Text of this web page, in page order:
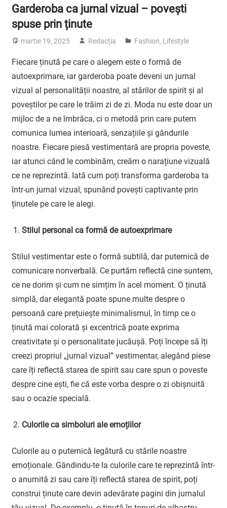
Garderoba ca jurnal vizual – povești
spuse prin ținute
martie 19, 2025 Redacția Fashion, Lifestyle
Fiecare ținută pe care o alegem este o formă de
autoexprimare, iar garderoba poate deveni un jurnal
vizual al personalității noastre, al stărilor de spirit și al
poveștilor pe care le trăim zi de zi. Moda nu este doar un
mijloc de a ne îmbrăca, ci o metodă prin care putem
comunica lumea interioară, senzațiile și gândurile
noastre. Fiecare piesă vestimentară are propria poveste,
iar atunci când le combinăm, creăm o narațiune vizuală
ce ne reprezintă. Iată cum poți transforma garderoba ta
într-un jurnal vizual, spunând povești captivante prin
ținutele pe care le alegi.
Stilul personal ca formă de autoexprimare
Stilul vestimentar este o formă subtilă, dar puternică de
comunicare nonverbală. Ce purtăm reflectă cine suntem,
ce ne dorim și cum ne simțim în acel moment. O ținută
simplă, dar elegantă poate spune multe despre o
persoană care prețuiește minimalismul, în timp ce o
ținută mai colorată și excentrică poate exprima
creativitate și o personalitate jucăușă. Poți începe să îți
creezi propriul „jurnal vizual” vestimentar, alegând piese
care îți reflectă starea de spirit sau care spun o poveste
despre cine ești, fie că este vorba despre o zi obișnuită
sau o ocazie specială.
Culorile ca simboluri ale emoțiilor
Culorile au o puternică legătură cu stările noastre
emoționale. Gândindu-te la culorile care te reprezintă într-
o anumită zi sau care îți reflectă starea de spirit, poți
construi ținute care devin adevărate pagini din jurnalul